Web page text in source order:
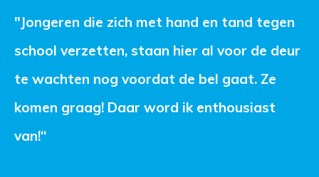
"Jongeren die zich met hand en tand tegen
school verzetten, staan hier al voor de deur
te wachten nog voordat de bel gaat. Ze
komen graag! Daar word ik enthousiast
van!“